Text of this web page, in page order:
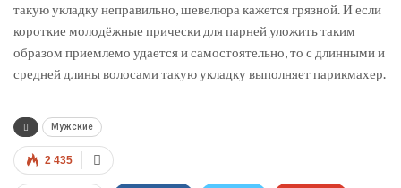
такую укладку неправильно, шевелюра кажется грязной. И если
короткие молодёжные прически для парней уложить таким
образом приемлемо удается и самостоятельно, то с длинными и
средней длины волосами такую укладку выполняет парикмахер.
Мужские
2 435